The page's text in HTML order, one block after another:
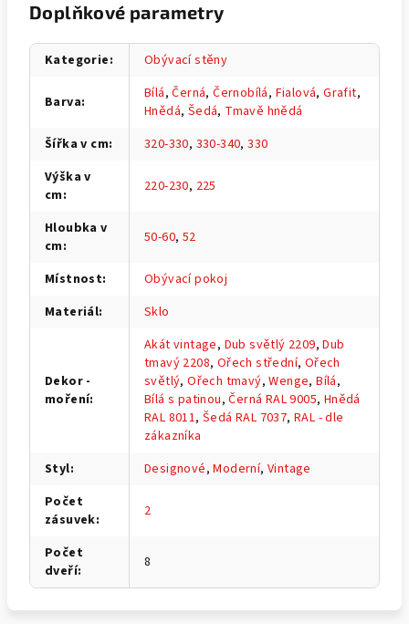
Doplňkové parametry
Kategorie: Obývací stěny
Barva: Bílá,Černá,Černobílá, Fialová,Grafit,
Hnědá, Šedá, Tmavě hnědá
Šířka v cm: 320-330, 330-340,330
Výška v
cm: 220-230, 225
Hloubka v
cm: 50-60, 52
Místnost:
Obývací pokoj
Materiál: Sklo
Dekor -
moření:
Akát vintage, Dub světlý 2209,Dub
tmavý 2208, Ořech střední, Ořech
světlý,Ořech tmavý,Wenge,Bílá,
Bílá s patinou,Černá RAL 9005, Hnědá
RAL 8011,Šedá RAL 7037,RAL - dle
zákazníka
Styl: Designové,Moderní,Vintage
Počet
zásuvek: 2
Počet
dveří: 8